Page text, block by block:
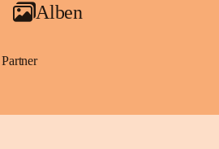
Alben
Partner